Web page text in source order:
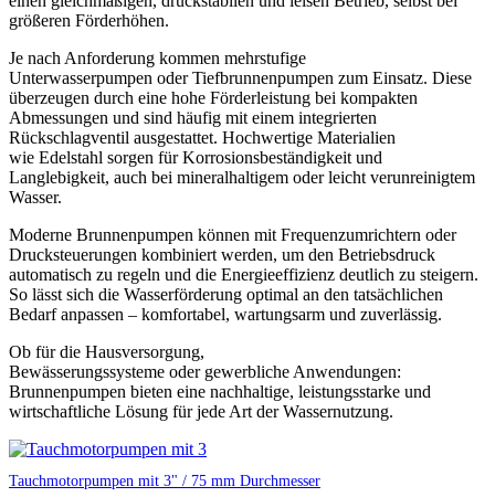
größeren Förderhöhen.
Je nach Anforderung kommen mehrstufige
Unterwasserpumpen oderTiefbrunnenpumpen zum Einsatz. Diese
überzeugen durch eine hohe Förderleistung bei kompakten
Abmessungen und sind häufig mit einem integrierten
Rückschlagventil ausgestattet. Hochwertige Materialien
wie Edelstahl sorgen fürKorrosionsbeständigkeit und
Langlebigkeit, auch bei mineralhaltigem oder leicht verunreinigtem
Wasser.
Moderne Brunnenpumpen können mit Frequenzumrichtern oder
Drucksteuerungen kombiniert werden, um den Betriebsdruck
automatisch zu regeln und die Energieeffizienz deutlich zu steigern.
So lässt sich die Wasserförderung optimal an den tatsächlichen
Bedarf anpassen – komfortabel, wartungsarm und zuverlässig.
Ob für die Hausversorgung,
Bewässerungssysteme oder gewerbliche Anwendungen:
Brunnenpumpen bieten eine nachhaltige, leistungsstarke und
wirtschaftliche Lösung für jede Art der Wassernutzung.
Tauchmotorpumpen mit 3" / 75 mm Durchmesser